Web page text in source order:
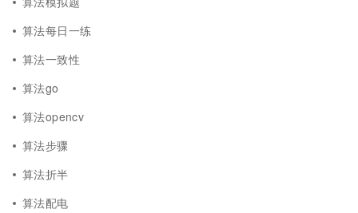
算法每日一练
算法一致性
算法go
算法opencv
算法步骤
算法折半
算法配电